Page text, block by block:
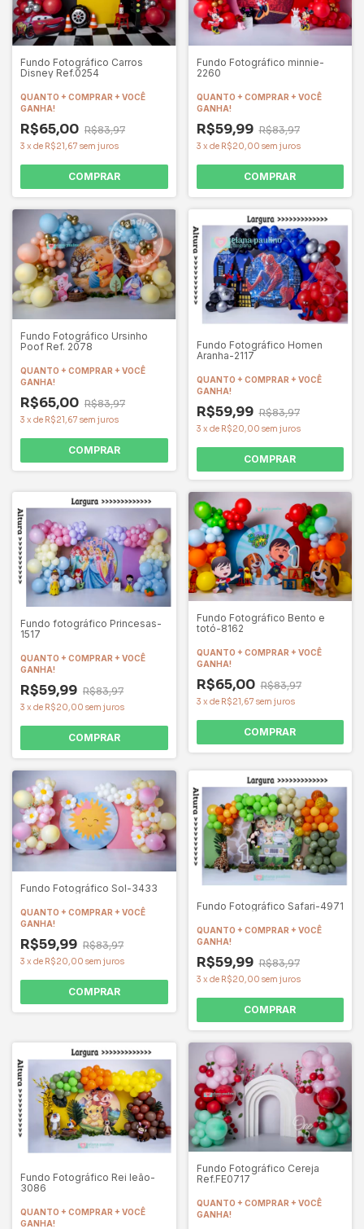
Fundo Fotográfico Carros
Disney Ref.0254
QUANTO + COMPRAR + VOCÊ
GANHA!
R$65,00 R$83,97
3 x de R$21,67 sem juros
COMPRAR
Fundo Fotográfico minnie-
2260
QUANTO + COMPRAR + VOCÊ
GANHA!
R$59,99 R$83,97
3 x de R$20,00 sem juros
COMPRAR
Fundo Fotográfico Ursinho
Poof Ref. 2078
QUANTO + COMPRAR + VOCÊ
GANHA!
R$65,00 R$83,97
3 x de R$21,67 sem juros
COMPRAR
Fundo Fotográfico Homen
Aranha-2117
QUANTO + COMPRAR + VOCÊ
GANHA!
R$59,99 R$83,97
3 x de R$20,00 sem juros
COMPRAR
Fundo fotográfico Princesas-
1517
QUANTO + COMPRAR + VOCÊ
GANHA!
R$59,99 R$83,97
3 x de R$20,00 sem juros
COMPRAR
Fundo Fotográfico Bento e
totó-8162
QUANTO + COMPRAR + VOCÊ
GANHA!
R$65,00 R$83,97
3 x de R$21,67 sem juros
COMPRAR
Fundo Fotográfico Sol-3433
QUANTO + COMPRAR + VOCÊ
GANHA!
R$59,99 R$83,97
3 x de R$20,00 sem juros
COMPRAR
Fundo Fotográfico Safari-4971
QUANTO + COMPRAR + VOCÊ
GANHA!
R$59,99 R$83,97
3 x de R$20,00 sem juros
COMPRAR
Fundo Fotográfico Rei leão-
3086
QUANTO + COMPRAR + VOCÊ
GANHA!
Fundo Fotográfico Cereja
Ref.FE0717
QUANTO + COMPRAR + VOCÊ
GANHA!